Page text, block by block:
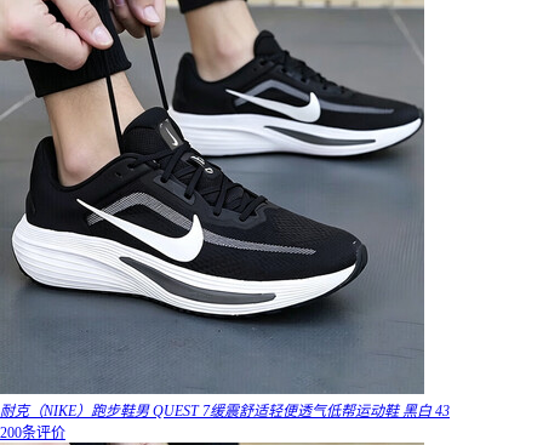
耐克（NIKE）跑步鞋男 QUEST 7缓震舒适轻便透气低帮运动鞋 黑白 43
200条评价